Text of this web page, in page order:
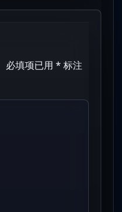
必填项已用 * 标注